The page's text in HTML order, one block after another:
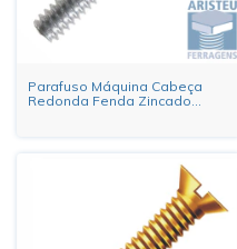
Parafuso Máquina Cabeça
Redonda Fenda Zincado